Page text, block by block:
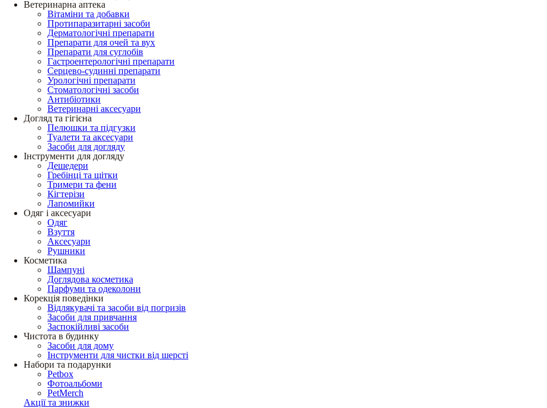
Ветеринарна аптека
Вітаміни та добавки
Протипаразитарні засоби
Дерматологічні препарати
Препарати для очей та вух
Препарати для суглобів
Гастроентерологічні препарати
Серцево-судинні препарати
Урологічні препарати
Стоматологічні засоби
Антибіотики
Ветеринарні аксесуари
Догляд та гігієна
Пелюшки та підгузки
Туалети та аксесуари
Засоби для догляду
Інструменти для догляду
Дешедери
Гребінці та щітки
Тримери та фени
Кігтерізи
Лапомийки
Одяг і аксесуари
Одяг
Взуття
Аксесуари
Рушники
Косметика
Шампуні
Доглядова косметика
Парфуми та одеколони
Корекція поведінки
Відлякувачі та засоби від погризів
Засоби для привчання
Заспокійливі засоби
Чистота в будинку
Засоби для дому
Інструменти для чистки від шерсті
Набори та подарунки
Petbox
Фотоальбоми
PetMerch
Акції та знижки